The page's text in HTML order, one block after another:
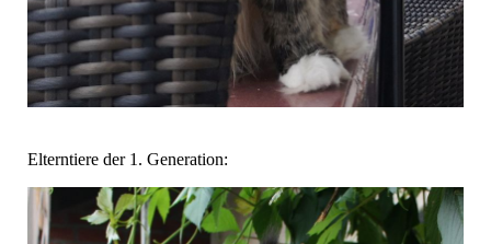
Elterntiere der 1. Generation: